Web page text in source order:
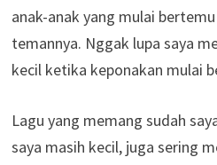
anak-anak yang mulai
temannya. Nggak lupa saya
kecil ketika keponakan mulai
Lagu yang memang sudah
saya masih kecil, juga sering